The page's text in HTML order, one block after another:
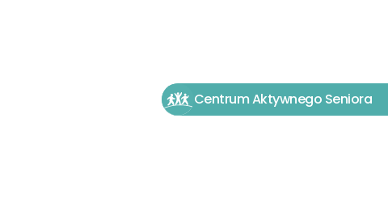
Centrum Aktywnego Seniora